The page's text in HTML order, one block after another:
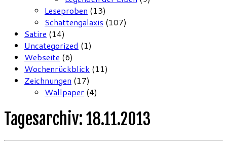
Leseproben (13)
Schattengalaxis (107)
Satire (14)
Uncategorized (1)
Webseite (6)
Wochenrückblick (11)
Zeichnungen (17)
Wallpaper (4)
Tagesarchiv: 18.11.2013